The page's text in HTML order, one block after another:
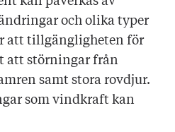
och olika typer
att tillgängligheten för
att störningar från
samt stora rovdjur.
som vindkraft kan